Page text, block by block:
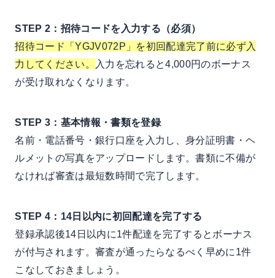
STEP 2：招待コードを入力する（必須）
招待コード「YGJV072P」を初回配達完了前に必ず入
力してください。
入力を忘れると4,000円のボーナス
が受け取れなくなります。
STEP 3：基本情報・書類を登録
名前・電話番号・銀行口座を入力し、身分証明書・ヘ
ルメットの写真をアップロードします。書類に不備が
なければ審査は最短数時間で完了します。
STEP 4：14日以内に初回配達を完了する
登録承認後14日以内に1件配達を完了するとボーナス
が付与されます。審査が通ったらなるべく早めに1件
こなしておきましょう。